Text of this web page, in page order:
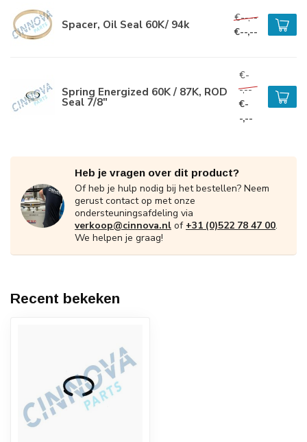
Spacer, Oil Seal 60K/ 94k
€--,--
€--,--
Spring Energized 60K / 87K, ROD
Seal 7/8"
€-
-,--
€-
-,--
Heb je vragen over dit product?
Of heb je hulp nodig bij het bestellen? Neem
gerust contact op met onze
ondersteuningsafdeling via
verkoop@cinnova.nl of +31 (0)522 78 47 00.
We helpen je graag!
Recent bekeken